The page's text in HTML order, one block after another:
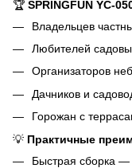
🏆 SPRINGFUN YC-
Владельцев
Любителей
Организаторов
Дачников и
Горожан с
💡 Практичные
Быстрая сборка —